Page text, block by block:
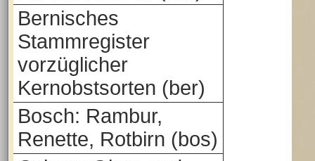
Bernisches
Stammregister
vorzüglicher
Kernobstsorten (ber)
Bosch: Rambur,
Renette, Rotbirn (bos)